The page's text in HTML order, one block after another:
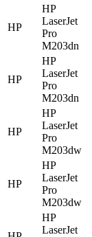
HP
HP
LaserJet
Pro
M203dn
HP
HP
LaserJet
Pro
M203dn
HP
HP
LaserJet
Pro
M203dw
HP
HP
LaserJet
Pro
M203dw
HP
LaserJet